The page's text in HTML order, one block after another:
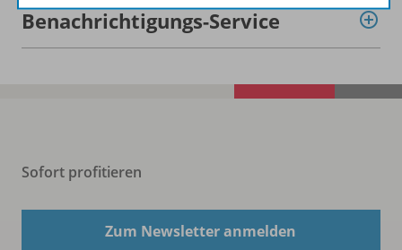
Benachrichtigungs-Service
Sofort profitieren
Zum Newsletter anmelden